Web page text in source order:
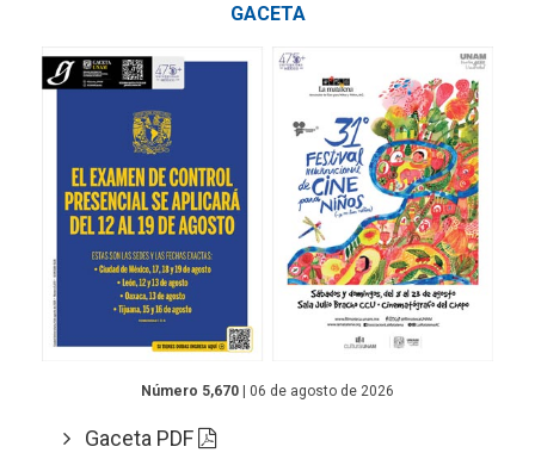
GACETA
Número 5,670 | 06 de agosto de 2026
Gaceta PDF